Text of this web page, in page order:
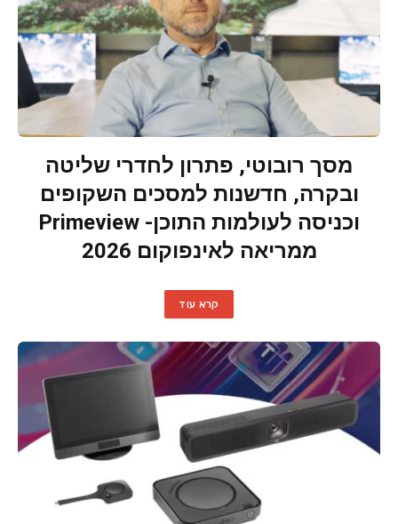
מסך רובוטי, פתרון לחדרי שליטה
ובקרה, חדשנות למסכים השקופים
וכניסה לעולמות התוכן- Primeview
ממריאה לאינפוקום 2026
קרא עוד